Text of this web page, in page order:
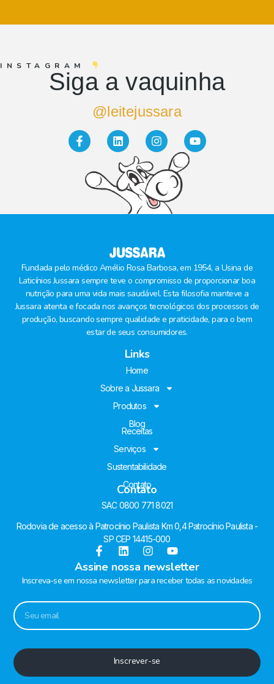
INSTAGRAM
Siga a vaquinha
@leitejussara
Fundada pelo médico Amélio Rosa Barbosa, em 1954, a Usina de
Laticínios Jussara sempre teve o compromisso de proporcionar boa
nutrição para uma vida mais saudável. Esta filosofia manteve a
Jussara atenta e focada nos avanços tecnológicos dos processos de
produção, buscando sempre qualidade e praticidade, para o bem
estar de seus consumidores.
Links
Home
Sobre a Jussara
Produtos
Blog
Receitas
Serviços
Sustentabilidade
Contato
Contato
SAC 0800 771 8021
Rodovia de acesso à Patrocínio Paulista Km 0,4 Patrocínio Paulista -
SP CEP 14415-000
Assine nossa newsletter
Inscreva-se em nossa newsletter para receber todas as novidades
Inscrever-se